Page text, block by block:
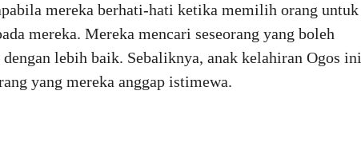
mereka berhati-hati ketika memilih orang untuk
mereka. Mereka mencari seseorang yang boleh
lebih baik. Sebaliknya, anak kelahiran Ogos ini
yang mereka anggap istimewa.